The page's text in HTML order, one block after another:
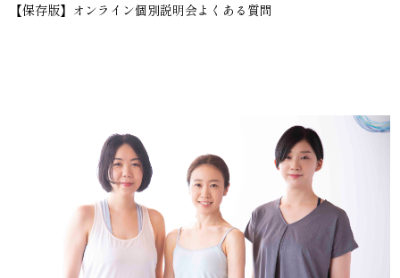
【保存版】オンライン個別説明会よくある質問